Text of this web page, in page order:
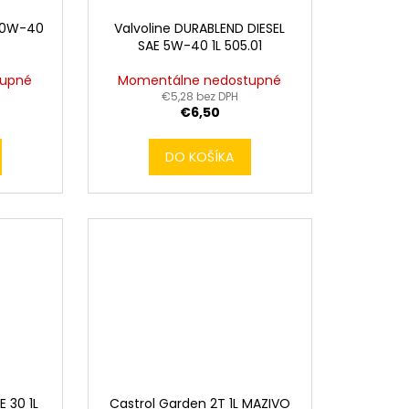
40
Valvoline DURABLEND DIESEL
SAE 5W-40 1L 505.01
Momentálne nedostupné
€5,28 bez DPH
€6,50
DO KOŠÍKA
30 1L Castrol Garden 2T 1L MAZIVO